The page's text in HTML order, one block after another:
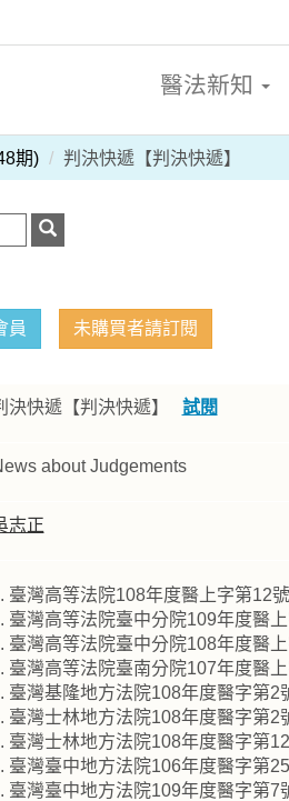
醫法新知
期) 判決快遞【判決快遞】
員 未購買者請訂閱
決快遞【判決快遞】 試閱
about Judgements
志正
臺灣高等法院108年度醫上字第12
臺灣高等法院臺中分院109年度醫
臺灣高等法院臺中分院108年度醫
臺灣高等法院臺南分院107年度醫
臺灣基隆地方法院108年度醫字第
臺灣士林地方法院108年度醫字第
臺灣士林地方法院108年度醫字第
臺灣臺中地方法院106年度醫字第
臺灣臺中地方法院109年度醫字第